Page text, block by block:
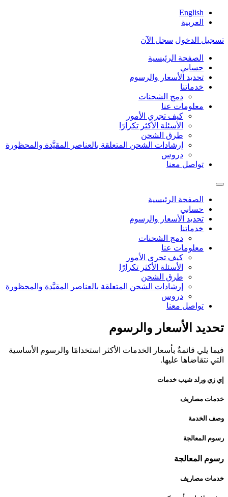
English
العربية
تسجيل الدخول سجل الآن
الصفحة الرئيسية
حسابي
تحديد الأسعار والرسوم
خدماتنا
دمج الشحنات
معلومات عنا
كيف تجري الأمور
الأسئلة الأكثر تكرارًا
طرق الشحن
إرشادات الشحن المتعلقة بالعناصر المقيَّدة والمحظورة
دروس
تواصل معنا
الصفحة الرئيسية
حسابي
تحديد الأسعار والرسوم
خدماتنا
دمج الشحنات
معلومات عنا
كيف تجري الأمور
الأسئلة الأكثر تكرارًا
طرق الشحن
إرشادات الشحن المتعلقة بالعناصر المقيَّدة والمحظورة
دروس
تواصل معنا
تحديد الأسعار والرسوم
فيما يلي قائمةٌ بأسعار الخدمات الأكثر استخدامًا والرسوم الأساسية
التي نتقاضاها عليها.
إي زي ورلد شيب خدمات
خدمات مصاريف
وصف الخدمة
رسوم المعالجة
رسوم المعالجة
خدمات مصاريف